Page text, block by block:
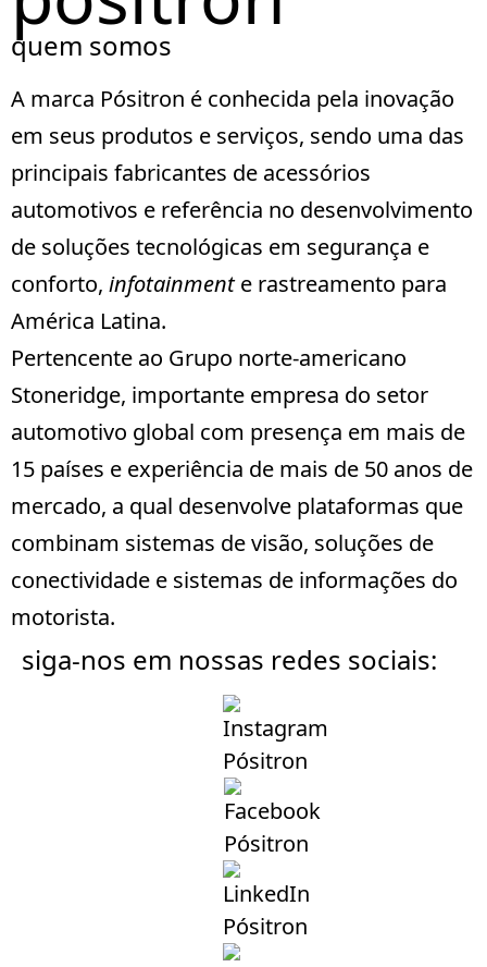
quem somos
A marca Pósitron é conhecida pela inovação
em seus produtos e serviços, sendo uma das
principais fabricantes de acessórios
automotivos e referência no desenvolvimento
de soluções tecnológicas em segurança e
conforto, infotainmente rastreamento para
América Latina.
Pertencente ao Grupo norte-americano
Stoneridge, importante empresa do setor
automotivo global com presença em mais de
15 países e experiência de mais de 50 anos de
mercado, a qual desenvolve plataformas que
combinam sistemas de visão, soluções de
conectividade e sistemas de informações do
motorista.
siga-nos em nossas redes sociais: